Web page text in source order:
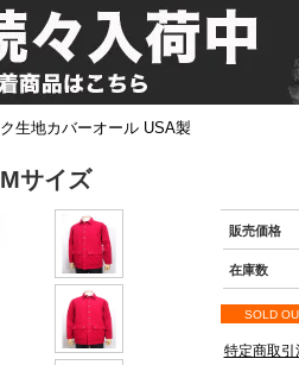
生地カバーオール USA製
サイズ
販売価格
在庫数
SOLD
特定商取